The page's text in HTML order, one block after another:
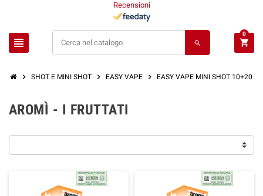
Recensioni
view_headline search shopping_cart
0
chevron_right SHOT E MINI SHOT chevron_right EASY VAPE chevron_right EASY VAPE MINI SHOT 10+20 ML
AROMÌ - I FRUTTATI